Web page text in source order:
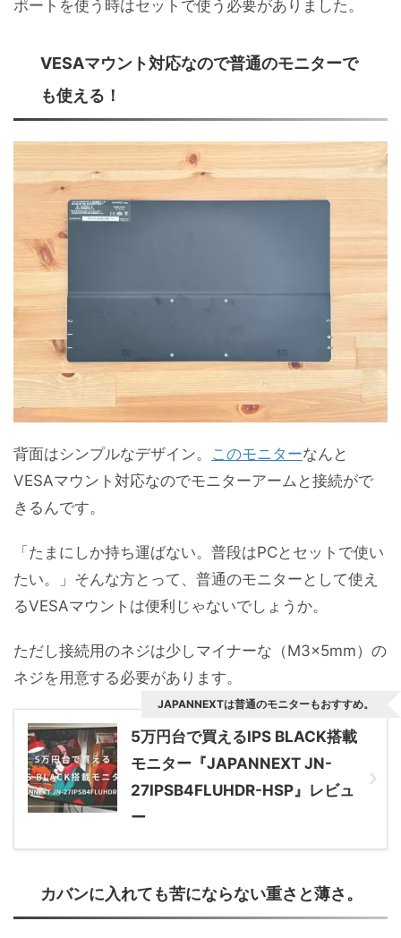
ポートを使う時はセットで使う必要がありました。
VESAマウント対応なので普通のモニターで
も使える！
背面はシンプルなデザイン。 このモニターなんと
VESAマウント対応なのでモニターアームと接続がで
きるんです。
「たまにしか持ち運ばない。普段はPCとセットで使い
たい。」そんな方とって、普通のモニターとして使え
るVESAマウントは便利じゃないでしょうか。
ただし接続用のネジは少しマイナーな（M3x5mm）の
ネジを用意する必要があります。
5万円台で買えるIPS BLACK搭載
モニター『JAPANNEXT JN-
27IPSB4FLUHDR-HSP』レビュ
ー
JAPANNEXTは普通のモニターもおすすめ。
カバンに入れても苦にならない重さと薄さ。